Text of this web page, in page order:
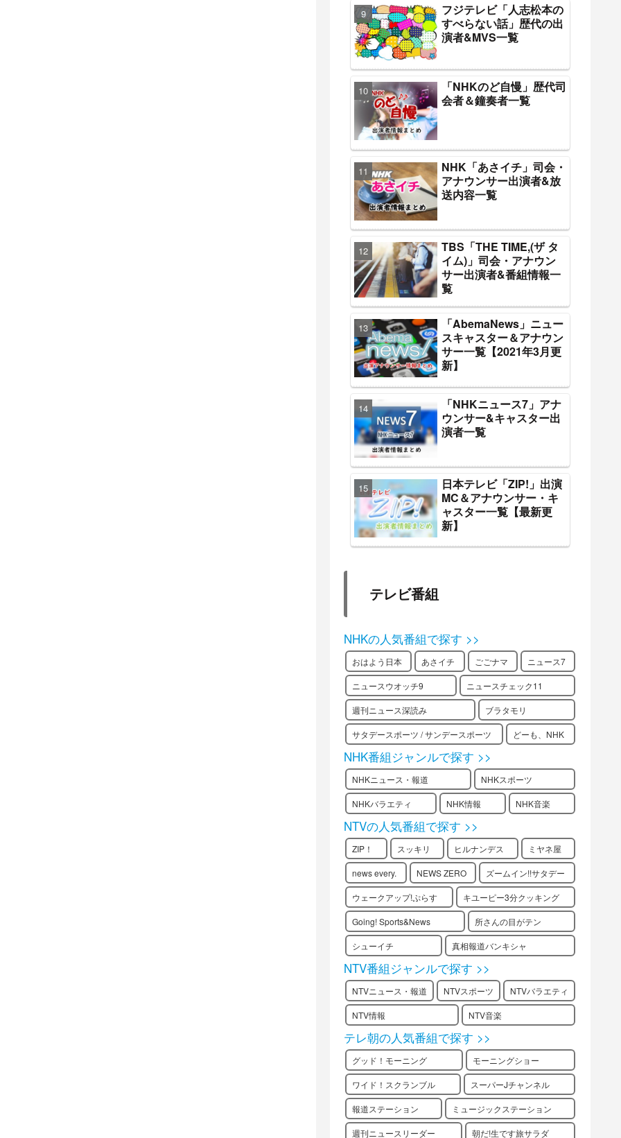
フジテレビ「人志松本の
すべらない話」歴代の出
演者&MVS一覧
「NHKのど自慢」歴代司
会者＆鐘奏者一覧
NHK「あさイチ」司会・
アナウンサー出演者&放
送内容一覧
TBS「THE TIME,(ザ タ
イム)」司会・アナウン
サー出演者&番組情報一
覧
「AbemaNews」ニュー
スキャスター＆アナウン
サー一覧【2021年3月更
新】
「NHKニュース7」アナ
ウンサー&キャスター出
演者一覧
日本テレビ「ZIP!」出演
MC＆アナウンサー・キ
ャスター一覧【最新更
新】
テレビ番組
NHKの人気番組で探す >>
おはよう日本 あさイチ ごごナマ ニュース7
ニュースウオッチ9 ニュースチェック11
週刊ニュース深読み ブラタモリ
サタデースポーツ / サンデースポーツ どーも、NHK
NHK番組ジャンルで探す >>
NHKニュース・報道 NHKスポーツ
NHKバラエティ NHK情報 NHK音楽
NTVの人気番組で探す >>
ZIP！ スッキリ ヒルナンデス ミヤネ屋
news every. NEWS ZERO ズームイン!!サタデー
ウェークアップ!ぷらす キユーピー3分クッキング
Going! Sports&News 所さんの目がテン
シューイチ 真相報道バンキシャ
NTV番組ジャンルで探す >>
NTVニュース・報道 NTVスポーツ NTVバラエティ
NTV情報 NTV音楽
テレ朝の人気番組で探す >>
グッド！モーニング モーニングショー
ワイド！スクランブル スーパーJチャンネル
報道ステーション ミュージックステーション
週刊ニュースリーダー 朝だ!生です旅サラダ